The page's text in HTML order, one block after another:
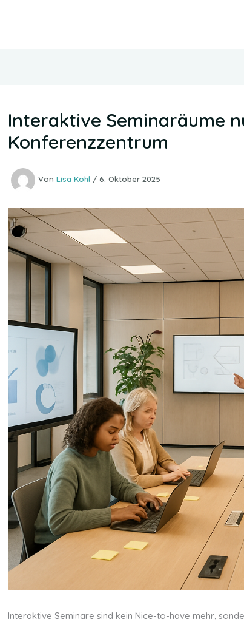
Interaktive Seminaräume
Konferenzzentrum
Von Lisa Kohl / 6. Oktober 2025
Interaktive Seminare sind kein Nice-to-have mehr,